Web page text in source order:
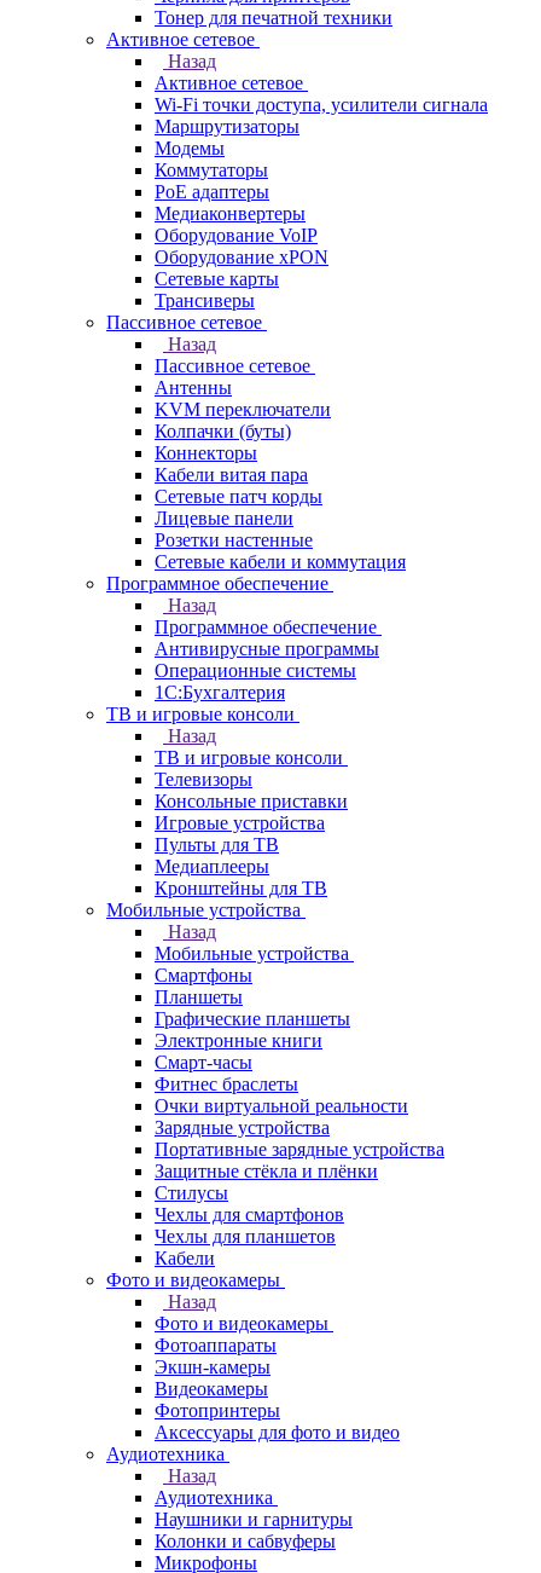
Тонер для печатной техники
Активное сетевое
Назад
Активное сетевое
Wi-Fi точки доступа, усилители сигнала
Маршрутизаторы
Модемы
Коммутаторы
PoE адаптеры
Медиаконвертеры
Оборудование VoIP
Оборудование xPON
Сетевые карты
Трансиверы
Пассивное сетевое
Назад
Пассивное сетевое
Антенны
KVM переключатели
Колпачки (буты)
Коннекторы
Кабели витая пара
Сетевые патч корды
Лицевые панели
Розетки настенные
Сетевые кабели и коммутация
Программное обеспечение
Назад
Программное обеспечение
Антивирусные программы
Операционные системы
1С:Бухгалтерия
ТВ и игровые консоли
Назад
ТВ и игровые консоли
Телевизоры
Консольные приставки
Игровые устройства
Пульты для ТВ
Медиаплееры
Кронштейны для ТВ
Мобильные устройства
Назад
Мобильные устройства
Смартфоны
Планшеты
Графические планшеты
Электронные книги
Смарт-часы
Фитнес браслеты
Очки виртуальной реальности
Зарядные устройства
Портативные зарядные устройства
Защитные стёкла и плёнки
Стилусы
Чехлы для смартфонов
Чехлы для планшетов
Кабели
Фото и видеокамеры
Назад
Фото и видеокамеры
Фотоаппараты
Экшн-камеры
Видеокамеры
Фотопринтеры
Аксессуары для фото и видео
Аудиотехника
Назад
Аудиотехника
Наушники и гарнитуры
Колонки и сабвуферы
Микрофоны